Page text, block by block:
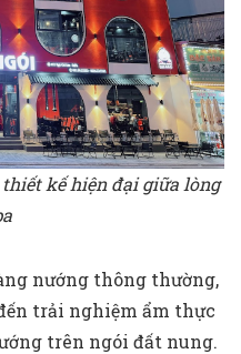
kế hiện đại giữa lòng
nướng thông thường,
trải nghiệm ẩm thực
trên ngói đất nung.